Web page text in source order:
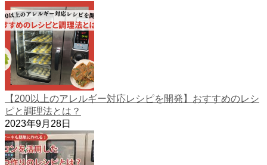
【200以上のアレルギー対応レシピを開発】おすすめのレシ
ピと調理法とは？
2023年9月28日